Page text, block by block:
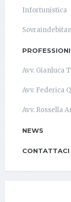
Infortunistica
Avv. Gianluca
Avv. Federica
Avv. Rossella
NEWS
CONTATTACI